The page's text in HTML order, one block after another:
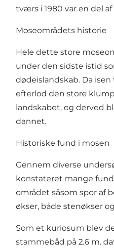
tværs i 1980 var en del
Moseområdets historie
Hele dette store
under den sidste istid
dødeislandskab. Da
efterlod den store
landskabet, og derved
dannet.
Historiske fund i mosen
Gennem diverse
konstateret mange
området såsom spor af
økser, både stenøkser
Som et kuriosum blev
stammebåd på 2.6 m.